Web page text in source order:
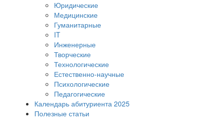
Юридические
Медицинские
Гуманитарные
IT
Инженерные
Творческие
Технологические
Естественно-научные
Психологические
Педагогические
Календарь абитуриента 2025
Полезные статьи